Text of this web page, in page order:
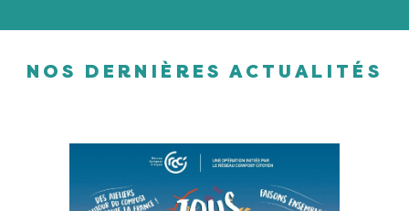
NOS DERNIÈRES ACTUALITÉS